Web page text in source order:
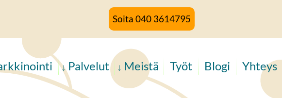
Soita 040 3614795
Palvelut Meistä Työt Blogi Yhteys